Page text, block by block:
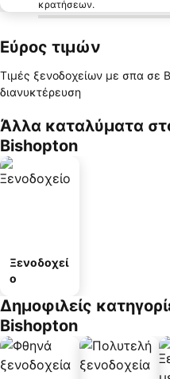
κρατήσεων.
Εύρος τιμών
Τιμές ξενοδοχείων με σπα σε
διανυκτέρευση
Άλλα καταλύματα
Bishopton
Ξενοδοχεί
ο
Δημοφιλείς
Bishopton